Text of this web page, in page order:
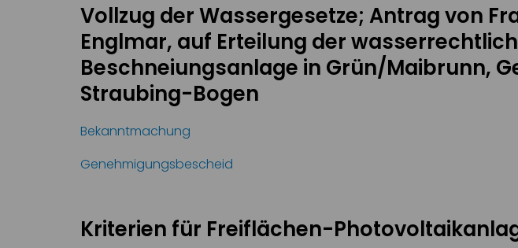
Vollzug der Wassergesetze; Antrag von
Englmar, auf Erteilung der
Beschneiungsanlage in Grün/Maibrunn,
Straubing-Bogen
Bekanntmachung
Genehmigungsbescheid
Kriterien für Freiflächen-